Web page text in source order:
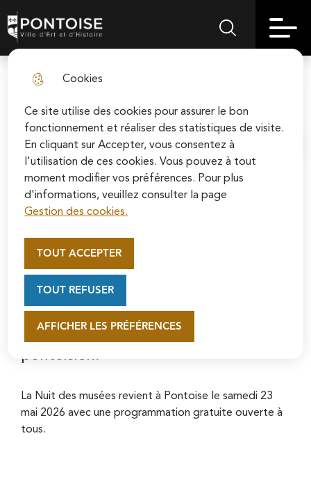
Cookies
Ce site utilise des cookies pour assurer le bon
fonctionnement et réaliser des statistiques de visite.
En cliquant sur Accepter, vous consentez à
l'utilisation de ces cookies. Vous pouvez à tout
moment modifier vos préférences. Pour plus
d'informations, veuillez consulter la page
Gestion des cookies.
AFFICHER LES PRÉFÉRENCES
TOUT ACCEPTER
TOUT REFUSER
to
menu
Skip to
search
Skip to
site map
Soutenez la rénovation de la cathédrale Saint-
Maclou en vous connectant sur le site de la
Fondation du patrimoine.
En savoir plus
Pontoise | Ville d'art et d'histoireMenu principalRechercher sur
Accueil
Le samedi 23 mai 2026, la Ville de
européenne des musées. À cette
occasion, le Musée d’Art et d’Histoire
Patrimoine ouvrent leurs portes pour
une soirée dédiée à l’art, à l’histoire
pontoisien.
La Nuit des musées revient à Pontoise le samedi 23
mai 2026 avec une programmation gratuite ouverte à
tous.